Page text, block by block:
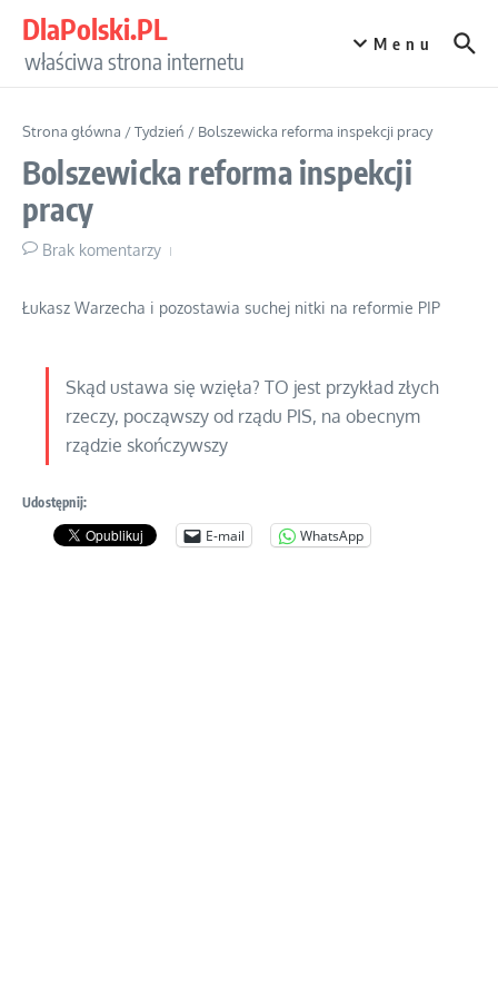
DlaPolski.PL
właściwa strona internetu
Menu
Strona główna /Tydzień / Bolszewicka reforma inspekcji pracy
Bolszewicka reforma inspekcji
pracy
Brak komentarzy
Łukasz Warzecha i pozostawia suchej nitki na reformie PIP
Skąd ustawa się wzięła? TO jest przykład złych
rzeczy, począwszy od rządu PIS, na obecnym
rządzie skończywszy
Udostępnij:
E-mail WhatsApp